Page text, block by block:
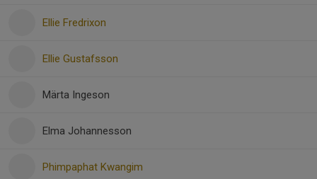
Ellie Fredrixon
Ellie Gustafsson
Märta Ingeson
Elma Johannesson
Phimpaphat Kwangim